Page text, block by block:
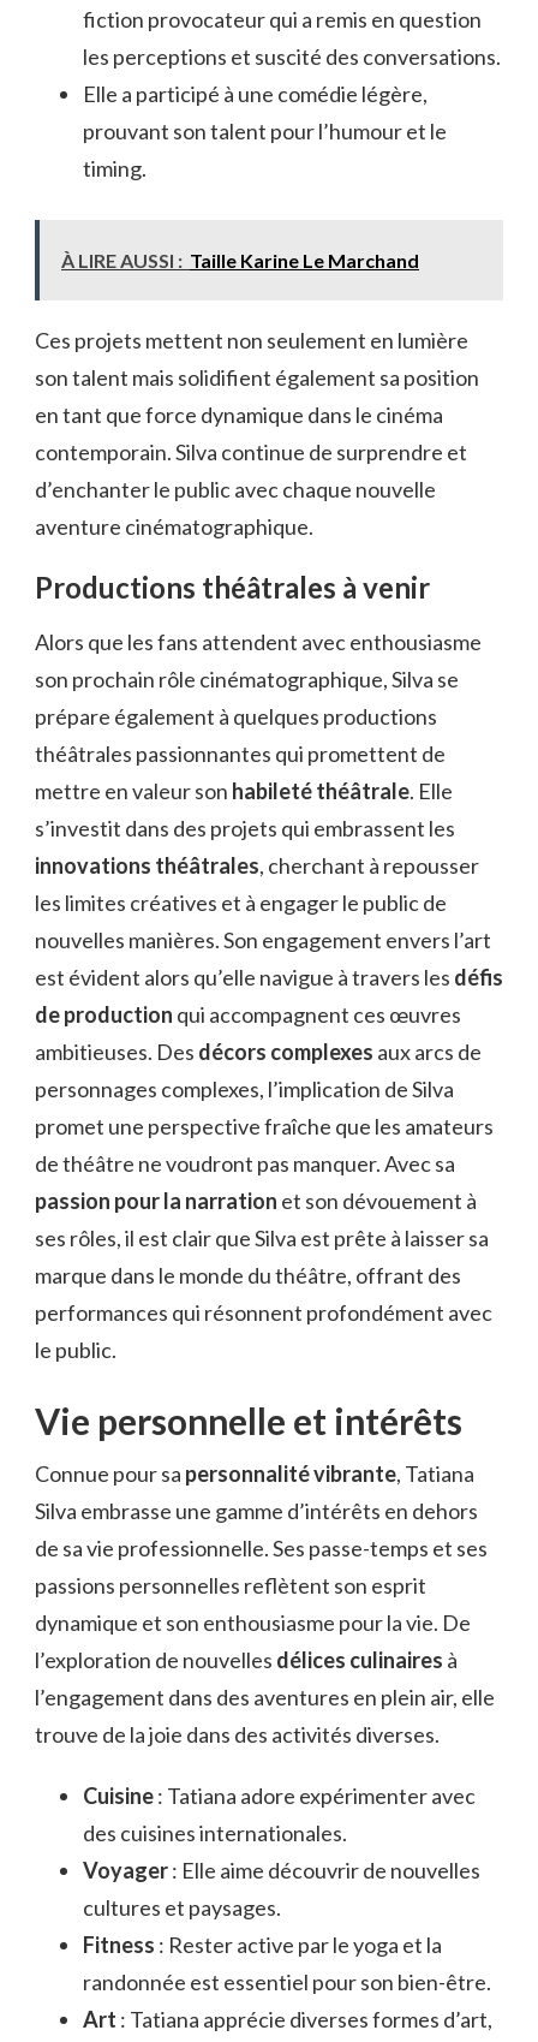
fiction provocateur qui a remis en question
les perceptions et suscité des conversations.
Elle a participé à une comédie légère,
prouvant son talent pour l’humour et le
timing.
À LIRE AUSSI : Taille Karine Le Marchand
Ces projets mettent non seulement en lumière
son talent mais solidifient également sa position
en tant que force dynamique dans le cinéma
contemporain. Silva continue de surprendre et
d’enchanter le public avec chaque nouvelle
aventure cinématographique.
Productions théâtrales à venir
Alors que les fans attendent avec enthousiasme
son prochain rôle cinématographique, Silva se
prépare également à quelques productions
théâtrales passionnantes qui promettent de
mettre en valeur son habileté théâtrale. Elle
s’investit dans des projets qui embrassent les
innovations théâtrales, cherchant à repousser
les limites créatives et à engager le public de
nouvelles manières. Son engagement envers l’art
est évident alors qu’elle navigue à travers les défis
de production qui accompagnent ces œuvres
ambitieuses. Des décors complexes aux arcs de
personnages complexes, l’implication de Silva
promet une perspective fraîche que les amateurs
de théâtre ne voudront pas manquer. Avec sa
passion pour la narration et son dévouement à
ses rôles, il est clair que Silva est prête à laisser sa
marque dans le monde du théâtre, offrant des
performances qui résonnent profondément avec
le public.
Vie personnelle et intérêts
Connue pour sa personnalité vibrante, Tatiana
Silva embrasse une gamme d’intérêts en dehors
de sa vie professionnelle. Ses passe-temps et ses
passions personnelles reflètent son esprit
dynamique et son enthousiasme pour la vie. De
l’exploration de nouvelles délices culinaires à
l’engagement dans des aventures en plein air, elle
trouve de la joie dans des activités diverses.
Cuisine: Tatiana adore expérimenter avec
des cuisines internationales.
Voyager: Elle aime découvrir de nouvelles
cultures et paysages.
Fitness : Rester active par le yoga et la
randonnée est essentiel pour son bien-être.
Art : Tatiana apprécie diverses formes d’art,